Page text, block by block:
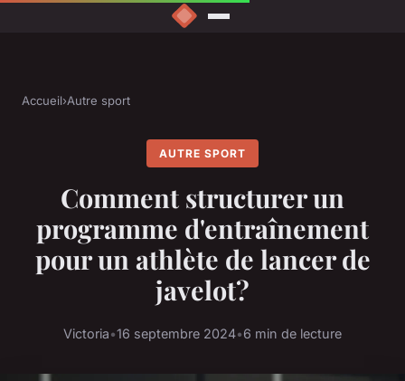
Accueil›Autre sport
AUTRE SPORT
Comment structurer un
programme d'entraînement
pour un athlète de lancer de
javelot?
Victoria•16 septembre 2024•6 min de lecture